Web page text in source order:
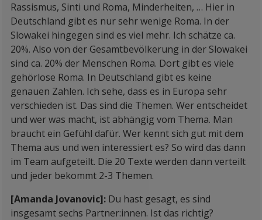
Rassismus, Sinti und Roma, Minderheiten, … Hier in
Deutschland gibt es nur sehr wenige Roma. In der
Slowakei hingegen sind es viel mehr. Ich schätze ca.
20%. Also von der Gesamtbevölkerung in der Slowakei
sind ca. 20% der Menschen Roma. Dort gibt es viele
gehörlose Roma. In Deutschland gibt es keine
genauen Zahlen. Ich sehe, dass es in Europa sehr
verschieden ist. Das sind die Themen. Wer entscheidet
und wer was macht, ist abhängig vom Thema. Man
braucht ein Gefühl dafür. Wer kennt sich gut mit dem
Thema aus und wen interessiert es? So wird das dann
im Team aufgeteilt. Die 20 Texte werden dann verteilt
und jeder bekommt 2-3 Themen.
[Amanda Jovanovic]: Du hast gesagt, es sind
insgesamt sechs Partner:innen. Ist das richtig?